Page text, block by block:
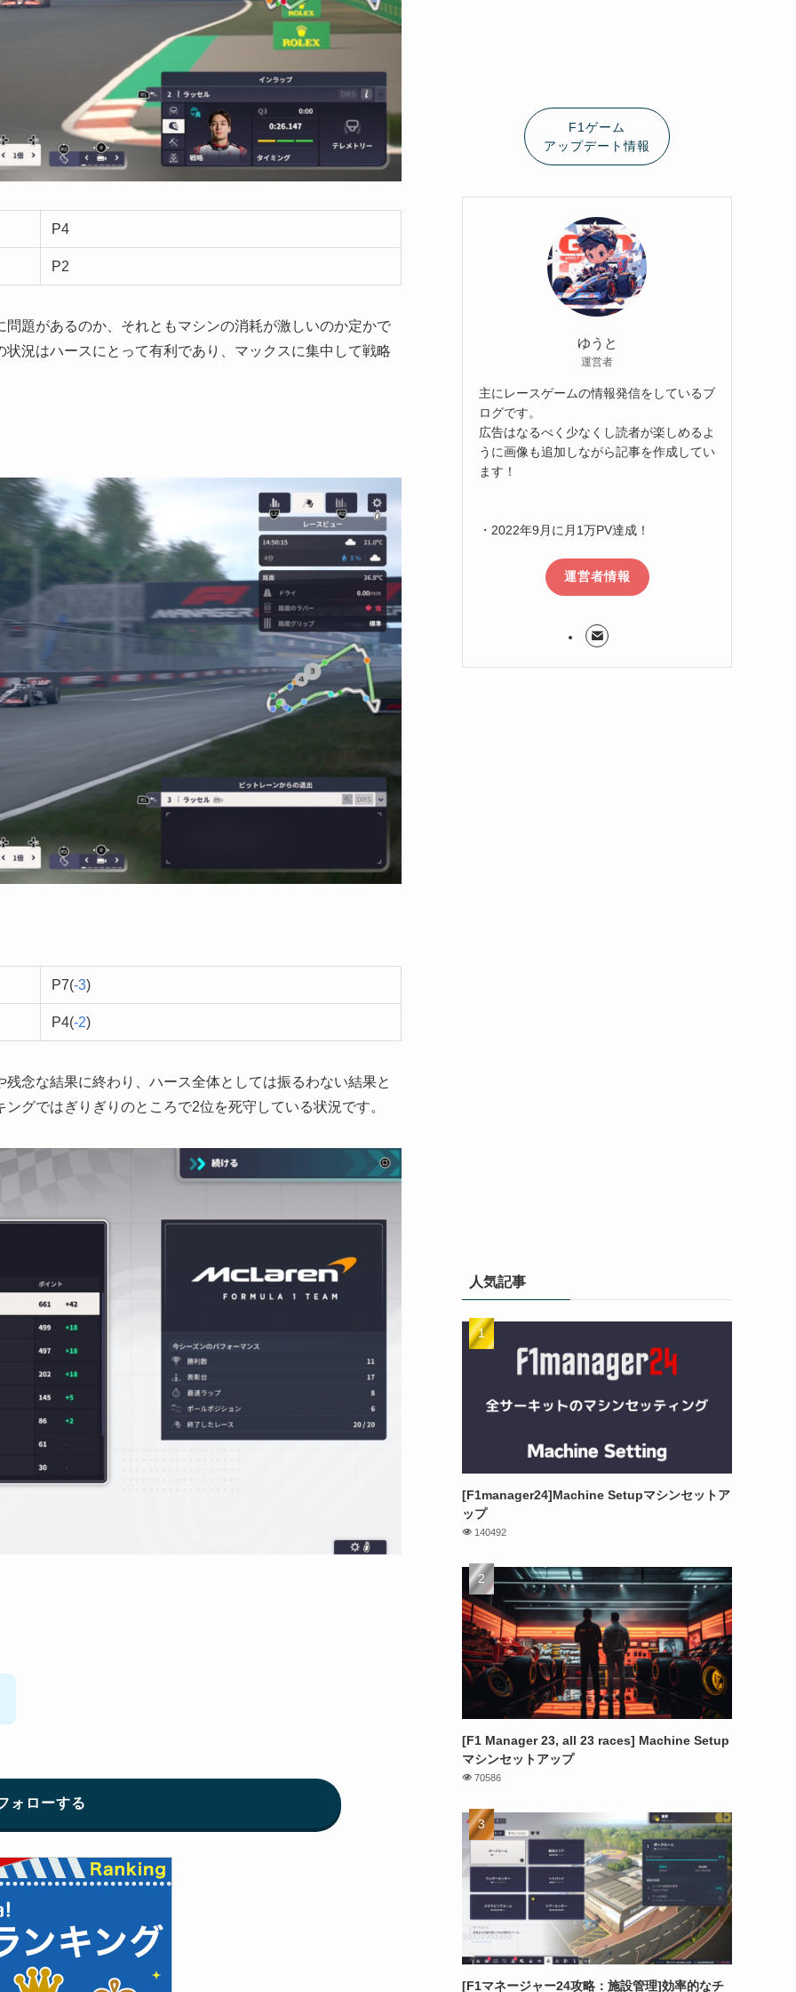
P4
P2
題があるのか、それともマシンの消耗が激しいのか定かで
況はハースにとって有利であり、マックスに集中して戦略
P7(-3)
P4(-2)
念な結果に終わり、ハース全体としては振るわない結果と
グではぎりぎりのところで2位を死守している状況です。
ォローする
F1ゲーム
アップデート情報
ゆうと
運営者
主にレースゲームの情報発信をしているブ
ログです。
広告はなるべく少なくし読者が楽しめるよ
うに画像も追加しながら記事を作成してい
ます！
・2022年9月に月1万PV達成！
運営者情報
人気記事
[F1manager24]Machine Setupマシンセットア
ップ
140492
[F1 Manager 23, all 23 races] Machine Setup
マシンセットアップ
70586
[F1マネージャー24攻略：施設管理]効率的なチ